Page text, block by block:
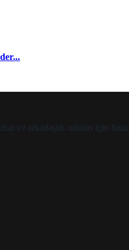
ve arkadaşlık odaları için